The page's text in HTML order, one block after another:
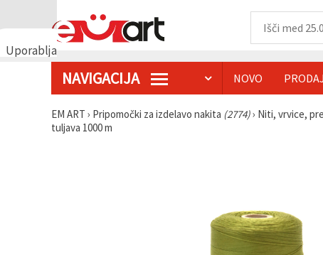
Uporabljamo
Uporabljamo
tehnologije,
NAVIGACIJA NOVO
EM ART › Pripomočki za izdelavo nakita (2774)› Niti, vrvice,
tuljava 1000 m